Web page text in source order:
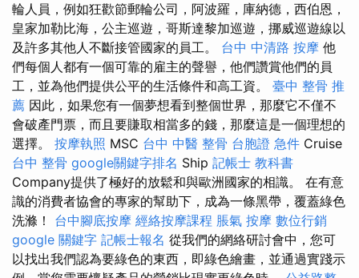
輪人員，例如狂歡節郵輪​​公司，阿波羅，庫納德，西伯恩，
皇家加勒比海，公主巡遊，哥斯達黎加巡遊，挪威巡遊線以
及許多其他人不斷接管國家的員工。 台中 中清路 按摩 他
們每個人都有一個可靠的雇主的聲譽，他們讚賞他們的員
工，並為他們提供公平的生活條件和高工資。 臺中 整骨 推
薦 因此，如果您有一個夢想看到整個世界，那麼它不僅不
會破產門票，而且要賺取相當多的錢，那麼這是一個理想的
選擇。 按摩執照 MSC 台中 中醫 整骨 台胞證 急件 Cruise
台中 整骨 google關鍵字排名 Ship 記帳士 教科書
Company提供了極好的放鬆和與歐洲國家的相識。 在有意
識的消費者協會的專家的幫助下，成為一條黑帶，覆蓋綠色
洗滌！ 台中腳底按摩 經絡按摩課程 脹氣 按摩 數位行銷
google 關鍵字 記帳士報名 從我們的網絡研討會中，您可
以找出我們認為要綠色的東西，即綠色繪畫，並通過實踐示